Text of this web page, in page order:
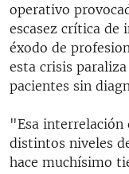
operativo
escasez crítica de
éxodo de
esta crisis
pacientes sin
"Esa interrelación
distintos niveles
hace muchísimo